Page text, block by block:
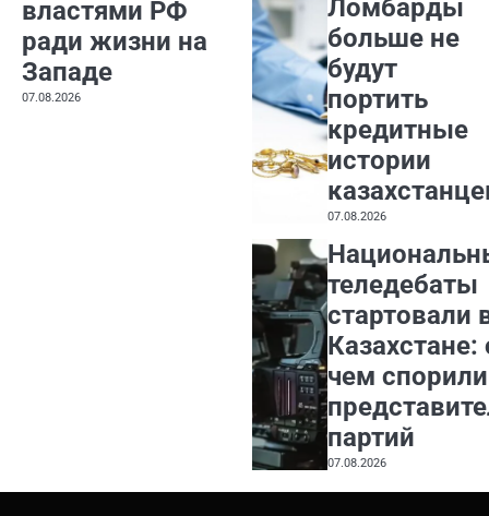
властями РФ
ради жизни на
Западе
07.08.2026
Ломбарды
больше не
будут
портить
кредитные
истории
07.08.2026
теледебаты
стартовали
Казахстане:
чем спорили
партий
07.08.2026